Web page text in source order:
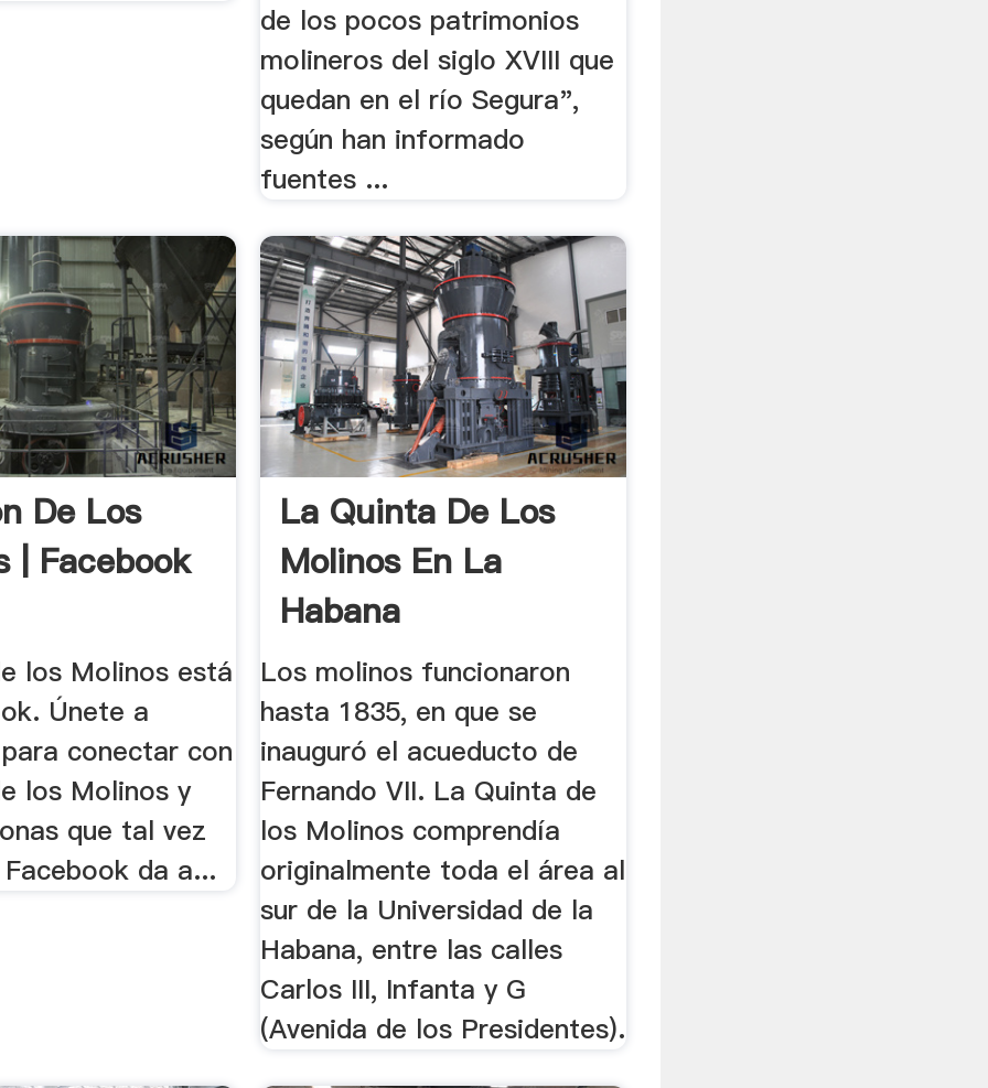
de los pocos patrimonios
molineros del siglo XVIII que
quedan en el río Segura",
según han informado
fuentes ...
De Los
| Facebook
los Molinos está
Únete a
conectar con
los Molinos y
que tal vez
da a...
La Quinta De Los
Molinos En La
Habana
Los molinos funcionaron
hasta 1835, en que se
inauguró el acueducto de
Fernando VII. La Quinta de
los Molinos comprendía
originalmente toda el área al
sur de la Universidad de la
Habana, entre las calles
Carlos III, Infanta y G
(Avenida de los Presidentes).